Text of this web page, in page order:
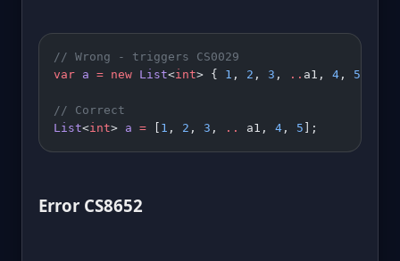
// Wrong - triggers CS0029
var a = new List<int> { 1 , 2 , 3 , .. a1, 4 , 5
// Correct
List<int> a = [ 1 , 2 , 3 , .. a1, 4 , 5 ];
Error CS8652